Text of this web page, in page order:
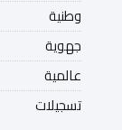
وطنية
جهوية
عالمية
تسجيلات